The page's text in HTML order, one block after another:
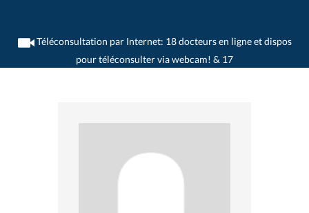
Téléconsultation par Internet: 18 docteurs en ligne et dispos
pour téléconsulter via webcam! & 17
>Généralistes>Seon>Dr. Riccardo Regli>Consultation avec Dr. Riccardo Regli